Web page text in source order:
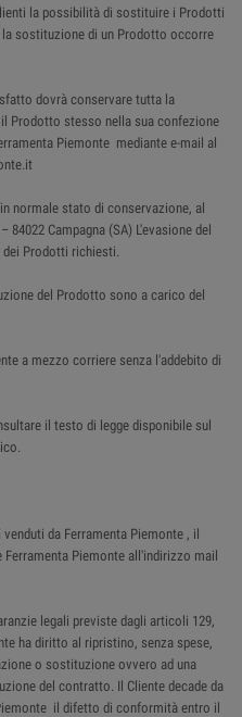
la possibilità di sostituire i Prodotti
sostituzione di un Prodotto occorre
dovrà conservare tutta la
Prodotto stesso nella sua confezione
Piemonte mediante e-mail al
normale stato di conservazione, al
Campagna (SA) L'evasione del
Prodotti richiesti.
del Prodotto sono a carico del
a mezzo corriere senza l'addebito di
il testo di legge disponibile sul
da Ferramenta Piemonte , il
Piemonte all'indirizzo mail
legali previste dagli articoli 129,
ha diritto al ripristino, senza spese,
o sostituzione ovvero ad una
del contratto. Il Cliente decade da
il difetto di conformità entro il